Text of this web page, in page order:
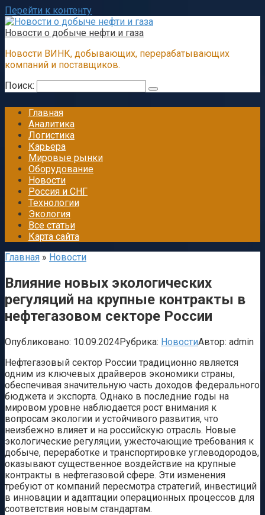
Перейти к контенту
Новости о добыче нефти и газа
Новости ВИНК, добывающих, перерабатывающих
компаний и поставщиков.
Поиск:
Главная
Аналитика
Логистика
Карьера
Мировые рынки
Оборудование
Новости
Россия и СНГ
Технологии
Экология
Все статьи
Карта сайта
Главная » Новости
Влияние новых экологических
регуляций на крупные контракты в
нефтегазовом секторе России
Опубликовано: 10.09.2024Рубрика: НовостиАвтор: admin
Нефтегазовый сектор России традиционно является
одним из ключевых драйверов экономики страны,
обеспечивая значительную часть доходов федерального
бюджета и экспорта. Однако в последние годы на
мировом уровне наблюдается рост внимания к
вопросам экологии и устойчивого развития, что
неизбежно влияет и на российскую отрасль. Новые
экологические регуляции, ужесточающие требования к
добыче, переработке и транспортировке углеводородов,
оказывают существенное воздействие на крупные
контракты в нефтегазовой сфере. Эти изменения
требуют от компаний пересмотра стратегий, инвестиций
в инновации и адаптации операционных процессов для
соответствия новым стандартам.